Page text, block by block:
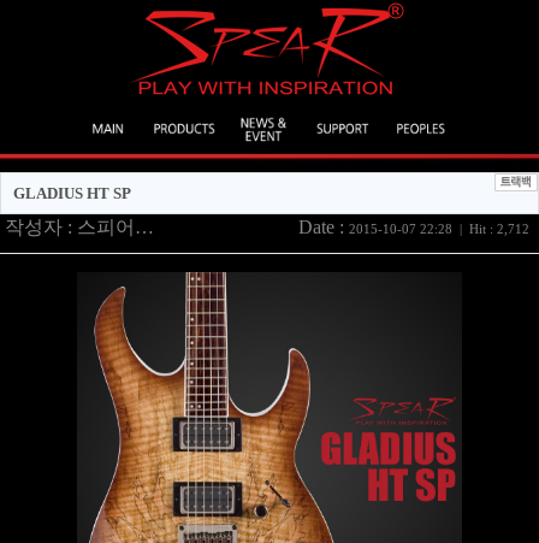
GLADIUS HT SP
작성자 : 스피어… Date : 2015-10-07 22:28 | Hit : 2,712